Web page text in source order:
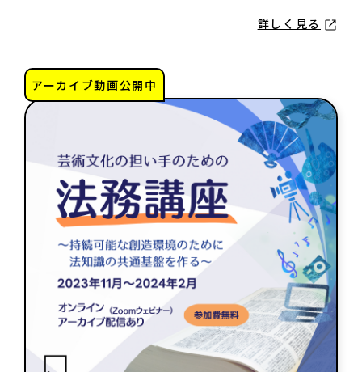
よくあるご質問
ウェブアクセシビリティ
発行物
サイトマップ
YouTube LINE search
詳しく見る
アーカイブ動画公開中